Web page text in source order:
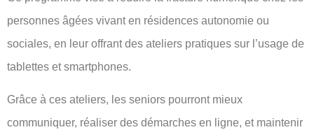
personnes âgées vivant en résidences autonomie ou
sociales, en leur offrant des ateliers pratiques sur l’usage de
tablettes et smartphones.
Grâce à ces ateliers, les seniors pourront mieux
communiquer, réaliser des démarches en ligne, et maintenir